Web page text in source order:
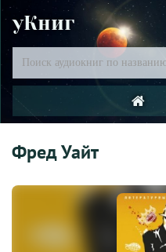
уКниг
Фред Уайт